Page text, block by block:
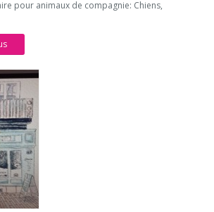
pour animaux de compagnie: Chiens,